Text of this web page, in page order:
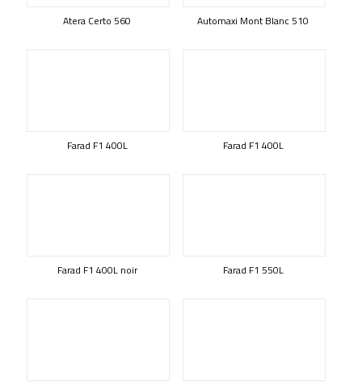
Atera Certo 560 Automaxi Mont Blanc 510
Farad F1 400L Farad F1 400L
Farad F1 400L noir Farad F1 550L